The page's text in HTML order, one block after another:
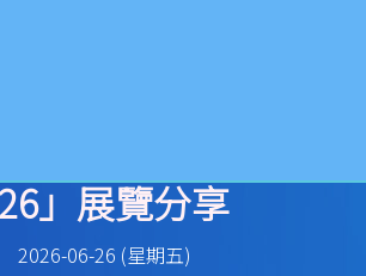
」展覽分享
2026-06-26 (星期五)